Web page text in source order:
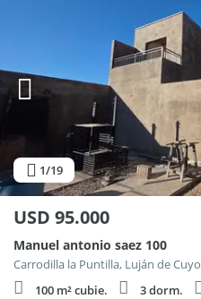
1/19
USD 95.000
Manuel antonio saez 100
Carrodilla la Puntilla, Luján de Cuyo
100 m² cubie.
3 dorm.